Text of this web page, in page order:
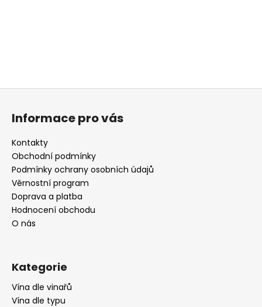
Z
Informace pro vás
Kontakty
Obchodní podmínky
Podmínky ochrany osobních údajů
Věrnostní program
Doprava a platba
Hodnocení obchodu
O nás
Kategorie
Vína dle vinařů
Vína dle typu